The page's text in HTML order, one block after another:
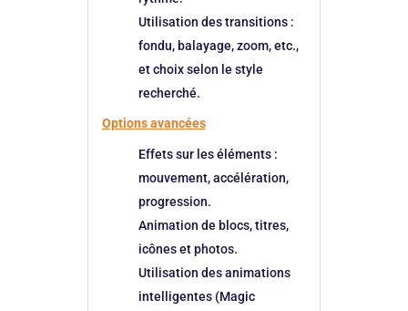
Utilisation des transitions :
fondu, balayage, zoom, etc.,
et choix selon le style
recherché.
Options avancées
Effets sur les éléments :
mouvement, accélération,
progression.
Animation de blocs, titres,
icônes et photos.
Utilisation des animations
intelligentes (Magic